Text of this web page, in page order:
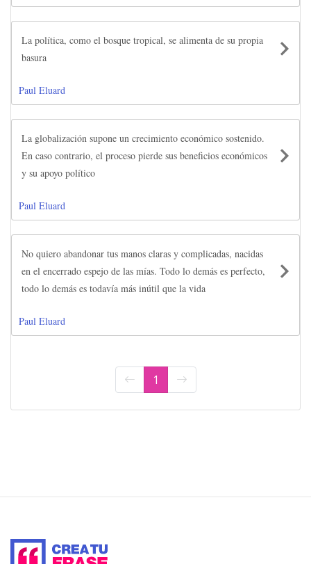
La política, como el bosque tropical, se alimenta de su propia
basura
Paul Eluard
La globalización supone un crecimiento económico sostenido.
En caso contrario, el proceso pierde sus beneficios económicos
y su apoyo político
Paul Eluard
No quiero abandonar tus manos claras y complicadas, nacidas
en el encerrado espejo de las mías. Todo lo demás es perfecto,
todo lo demás es todavía más inútil que la vida
Paul Eluard
1